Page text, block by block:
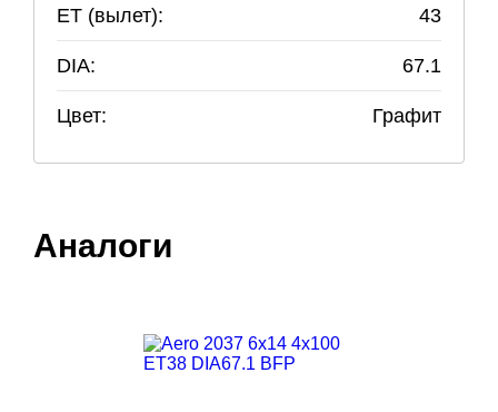
ET (вылет): 43
DIA: 67.1
Цвет: Графит
Аналоги